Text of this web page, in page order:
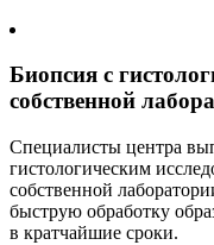
Биопсия с
собственной
Специалисты центра
гистологическим
собственной
быструю обработку
в кратчайшие сроки.